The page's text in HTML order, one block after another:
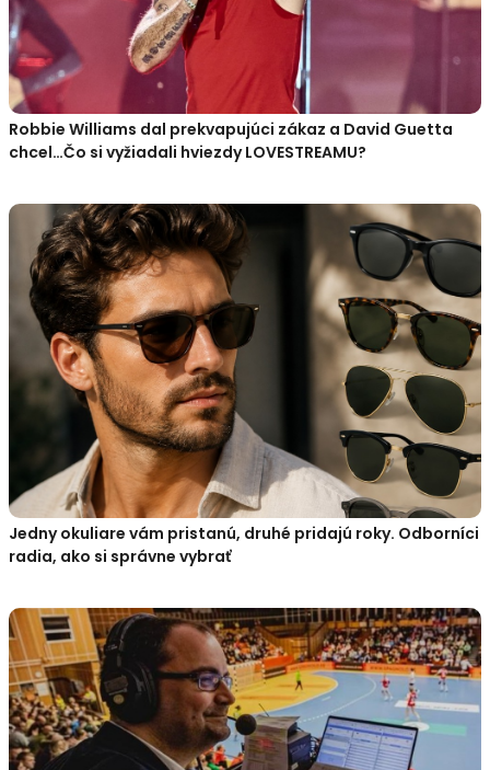
Robbie Williams dal prekvapujúci zákaz a David Guetta
chcel…Čo si vyžiadali hviezdy LOVESTREAMU?
Jedny okuliare vám pristanú, druhé pridajú roky. Odborníci
radia, ako si správne vybrať